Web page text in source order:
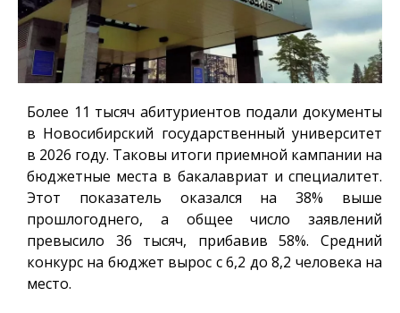
Более 11 тысяч абитуриентов подали документы
в Новосибирский государственный университет
в 2026 году. Таковы итоги приемной кампании на
бюджетные места в бакалавриат и специалитет.
Этот показатель оказался на 38% выше
прошлогоднего, а общее число заявлений
превысило 36 тысяч, прибавив 58%. Средний
конкурс на бюджет вырос с 6,2 до 8,2 человека на
место.